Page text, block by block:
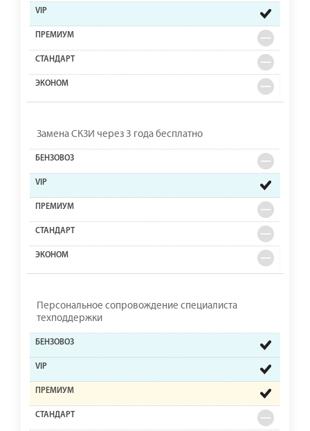
Замена СКЗИ через 3 года бесплатно
Персональное сопровождение специалиста
техподдержки